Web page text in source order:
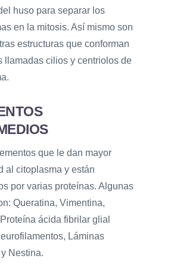
huso para separar los
en la mitosis. Así mismo son
estructuras que conforman
llamadas cilios y centriolos de
que le dan mayor
al citoplasma y están
por varias proteínas. Algunas
Queratina, Vimentina,
ácida fibrilar glial
Láminas
Nestina.